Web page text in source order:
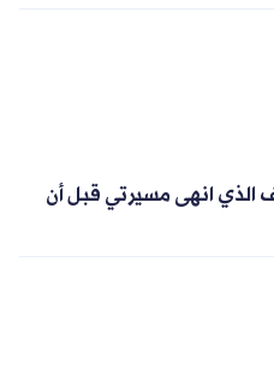
الذي انهى مسيرتي قبل أن